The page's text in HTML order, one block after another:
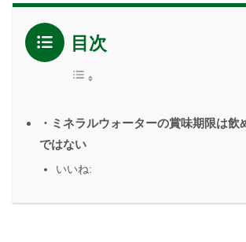
目次
・ミネラルウォーターの賞味期限は飲
ではない
いいね: